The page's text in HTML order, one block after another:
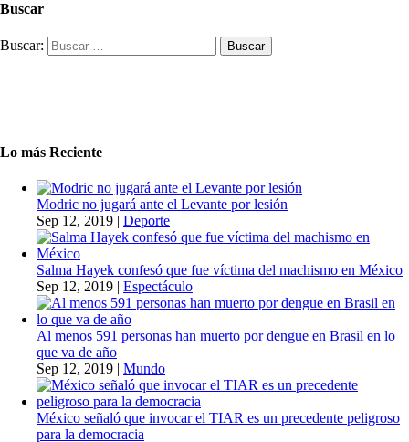
Buscar
Buscar:
Lo más Reciente
Modric no jugará ante el Levante por lesión
Sep 12, 2019 | Deporte
Salma Hayek confesó que fue víctima del machismo en México
Sep 12, 2019 | Espectáculo
Al menos 591 personas han muerto por dengue en Brasil en lo
que va de año
Sep 12, 2019 | Mundo
México señaló que invocar el TIAR es un precedente peligroso
para la democracia